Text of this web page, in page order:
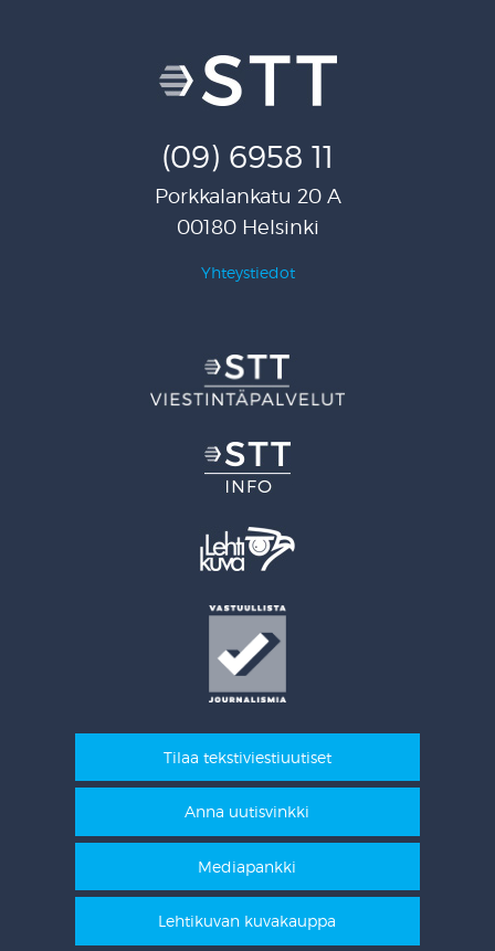
(09) 6958 11
Porkkalankatu 20 A
00180 Helsinki
Yhteystiedot
Tilaa tekstiviestiuutiset
Anna uutisvinkki
Mediapankki
Lehtikuvan kuvakauppa